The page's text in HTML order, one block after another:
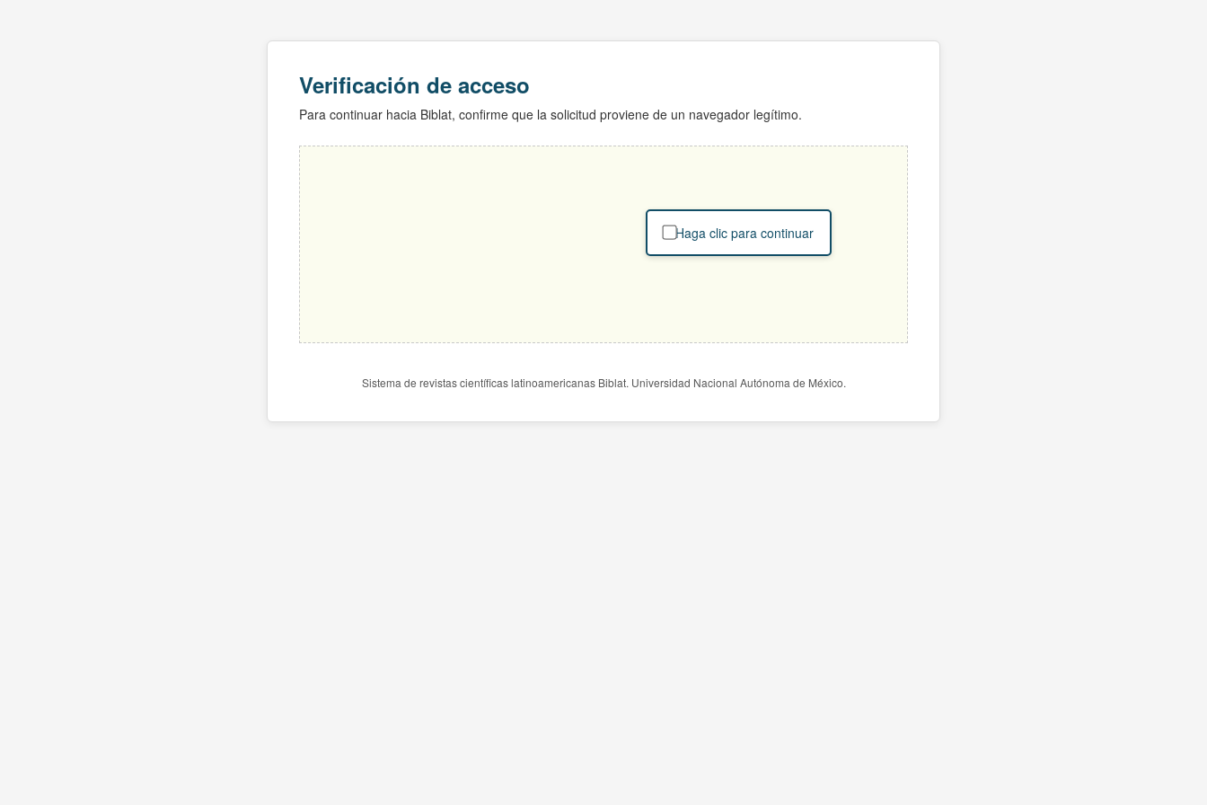
Verificación de acceso
Para continuar hacia Biblat, confirme que la solicitud proviene de un navegador legítimo.
Haga clic para continuar
Sistema de revistas científicas latinoamericanas Biblat. Universidad Nacional Autónoma de México.